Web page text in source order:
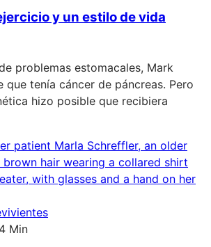
y un estilo de vida
problemas estomacales, Mark
que tenía cáncer de páncreas. Pero
hizo posible que recibiera
Min